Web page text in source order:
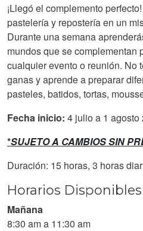
¡Llegó el complemento
pastelería y repostería en un
Durante una semana
mundos que se complementan
cualquier evento o reunión. No
ganas y aprende a preparar
pasteles, batidos, tortas,
Fecha inicio: 4 julio a 1 agosto
*SUJETO A CAMBIOS SIN
Duración: 15 horas, 3 horas
Horarios Disponibles
Mañana
8:30 am a 11:30 am